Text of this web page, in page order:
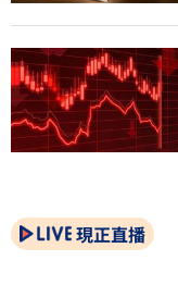
現正直播